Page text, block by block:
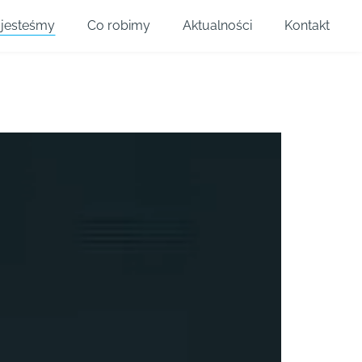
Co robimy Aktualności Kontakt